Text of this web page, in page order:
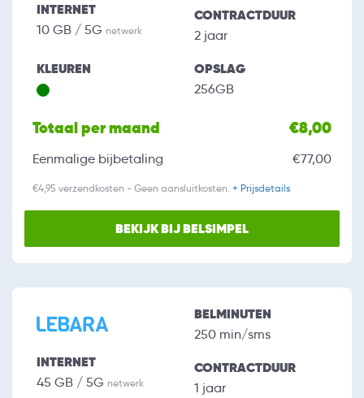
INTERNET
10 GB / 5G netwerk
CONTRACTDUUR
2 jaar
KLEUREN OPSLAG
256GB
Totaal per maand €8,00
Eenmalige bijbetaling €77,00
€4,95 verzendkosten - Geen aansluitkosten. + Prijsdetails
BEKIJK BIJ BELSIMPEL
INTERNET
45 GB / 5G netwerk
BELMINUTEN
250 min/sms
CONTRACTDUUR
1 jaar